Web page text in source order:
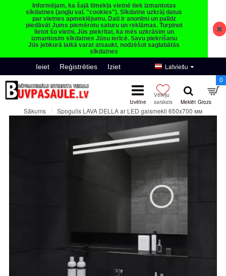
Informējam, ka šajā tīmekļa vietnē tiek izmantotas
sīkdatnes (angļu val. "cookies"). Sīkdatne uzkrāj datus
par vietnes apmeklējumu. Dati ir anonīmi un palīdz
piedāvāt Jums piemērotu saturu un reklāmas. Turpinot
lietot šo vietni, Jūs piekrītat, ka mēs uzkrāsim un
izmantosim sīkdatnes Jūsu ierīcē. Savu piekrišanu
Jūs jebkurā laikā varat atsaukt, nodzēšot saglabātās
sīkdatnes
Ieiet Reģistrēties Iziet Latviešu
0
Sākums Spogulis LAVA DELLA ar LED gaismekli 650x700 мм